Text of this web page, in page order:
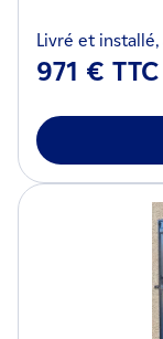
Livré et
971 € TTC